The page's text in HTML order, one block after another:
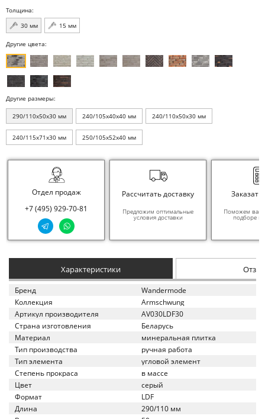
Толщина:
30 мм
15 мм
Другие цвета:
Другие размеры:
290/110x50x30 мм 240/105x40x40 мм 240/110x50x30 мм
240/115x71x30 мм 250/105x52x40 мм
Отдел продаж
+7 (495) 929-70-81
Рассчитать доставку
Предложим оптимальные
условия доставки
Заказать
Поможем вам
подборе
Характеристики
Бренд
Wandermode
Коллекция
Armschwung
Артикул производителя
AV030LDF30
Страна изготовления
Беларусь
Материал
минеральная плитка
Тип производства
ручная работа
Тип элемента
угловой элемент
Степень прокраса
в массе
Цвет
серый
Формат
LDF
Длина
290/110 мм